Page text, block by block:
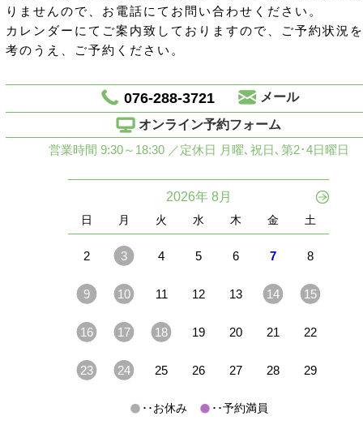
りませんので、お電話にてお問い合わせください。
カレンダーにてご案内致しておりますので、ご予約状況
考のうえ、ご予約ください。
076-288-3721
メール
オンライン予約フォーム
営業時間 9:30～18:30 ／定休日 月曜､祝日､第2･4日曜日
2026年 8月
日 月 火 水 木 金 土
2 3 4 5 6 7 8
9 10 11 12 13 14 15
16 17 18 19 20 21 22
23 24 25 26 27 28 29
･･お休み ･･予約満員